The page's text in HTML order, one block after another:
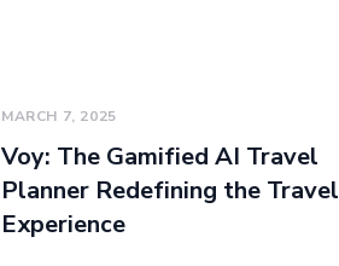
MARCH 7, 2025
Voy: The Gamified AI Travel
Planner Redefining the Travel
Experience